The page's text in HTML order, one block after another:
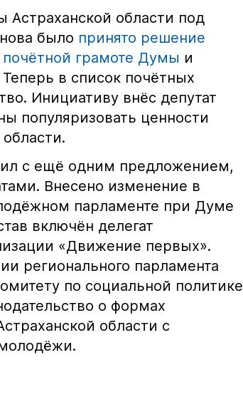
области под
было принято решение
грамоте Думы и
в список почётных
Инициативу внёс депутат
популяризовать ценности
с ещё одним предложением,
Внесено изменение в
парламенте при Думе
включён делегат
«Движение первых».
регионального парламента
по социальной политике
о формах
области с